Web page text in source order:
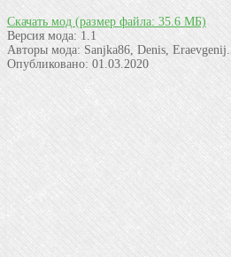
Скачать мод (размер файла: 35.6 МБ)
Версия мода: 1.1
Авторы мода: Sanjka86, Denis, Eraevgenij.
Опубликовано: 01.03.2020